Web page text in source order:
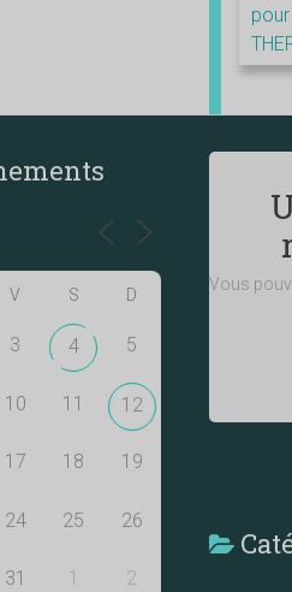
V S D
3 4 5
10 11 12
17 18 19
24 25 26
31 1 2
Vous